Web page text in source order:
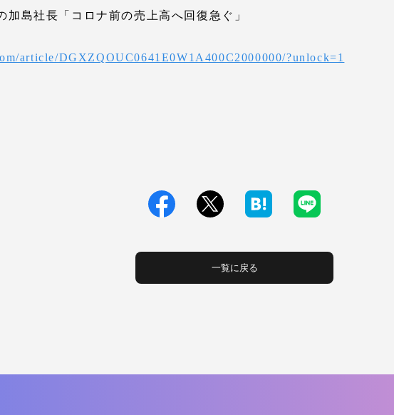
加島社長「コロナ前の売上高へ回復急ぐ」
article/DGXZQOUC0641E0W1A400C2000000/?unlock=1
一覧に戻る